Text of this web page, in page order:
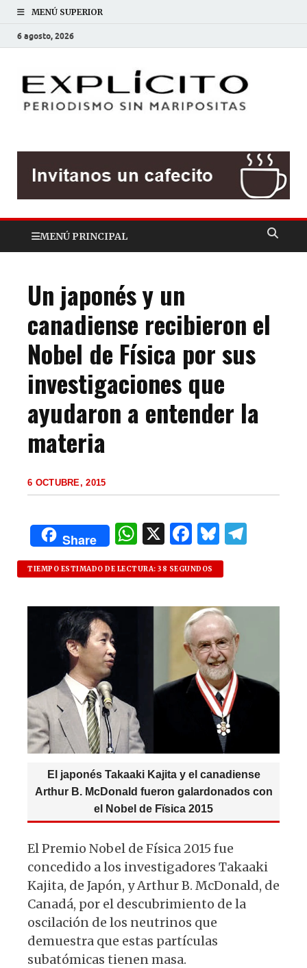
MENÚ SUPERIOR
6 agosto, 2026
MENÚ PRINCIPAL
Un japonés y un
canadiense recibieron el
Nobel de Física por sus
investigaciones que
ayudaron a entender la
materia
6 OCTUBRE, 2015
Share
W
h
at
s
X F
a
c
e
b
o
o
k
B
lu
es
k
y
g
TIEMPO ESTIMADO DE LECTURA: 38 SEGUNDOS
El japonés Takaaki Kajita y el canadiense
Arthur B. McDonald fueron galardonados con
el Nobel de Fïsica 2015
El Premio Nobel de Física 2015 fue
concedido a los investigadores Takaaki
Kajita, de Japón, y Arthur B. McDonald, de
Canadá, por el descubrimiento de la
oscilación de los neutrinos que
demuestra que estas partículas
subatómicas tienen masa.